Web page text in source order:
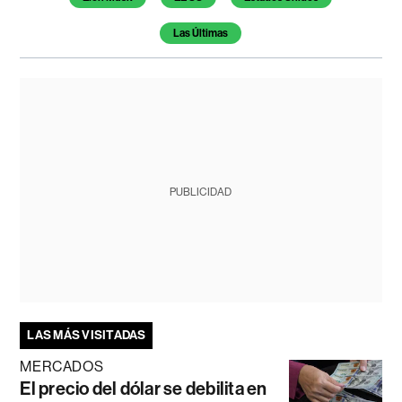
Las Últimas
PUBLICIDAD
LAS MÁS VISITADAS
MERCADOS
El precio del dólar se debilita en